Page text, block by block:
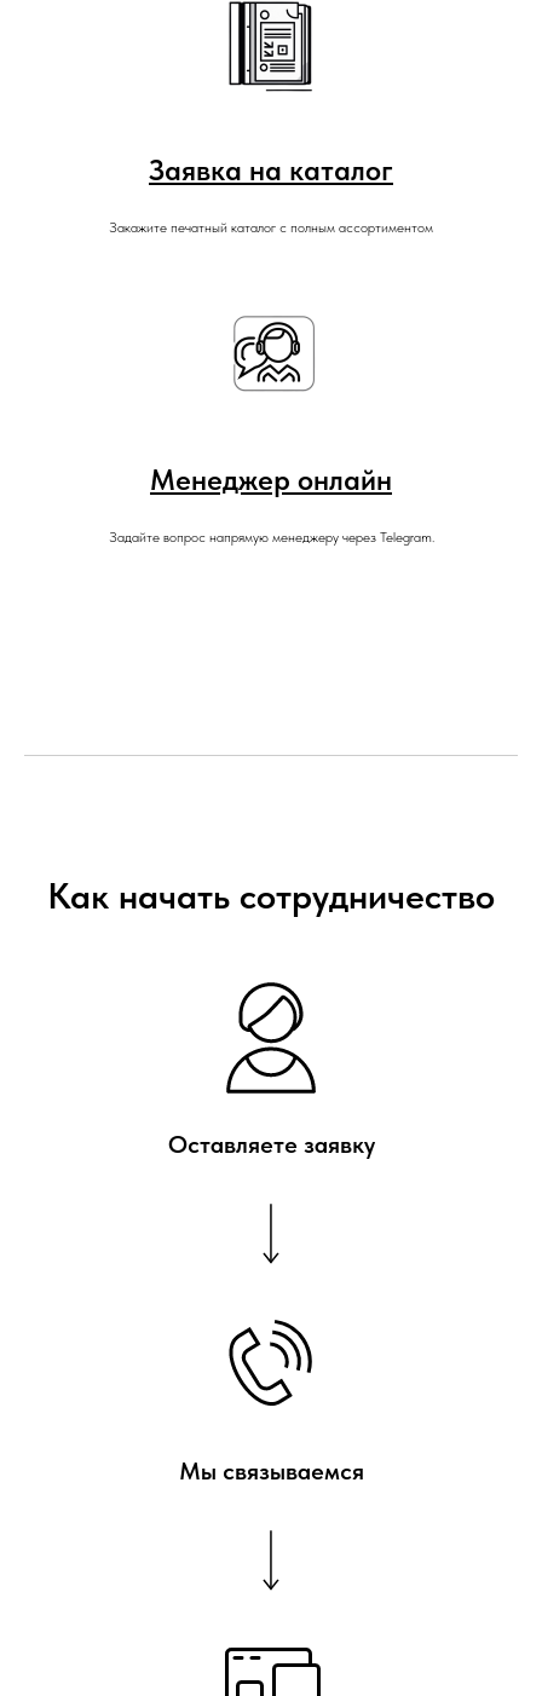
Заявка на каталог
Закажите печатный каталог с полным ассортиментом
Менеджер онлайн
Задайте вопрос напрямую менеджеру через Telegram.
Как начать сотрудничество
Оставляете заявку
Мы связываемся